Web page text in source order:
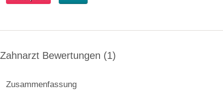
Zahnarzt Bewertungen 1
Zusammenfassung